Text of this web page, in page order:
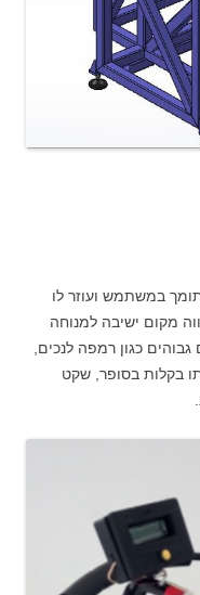
במשתמש ועוזר לו
מקום ישיבה למנוחה
כגון רמפה לנכים,
בקלות בסופר, שקט